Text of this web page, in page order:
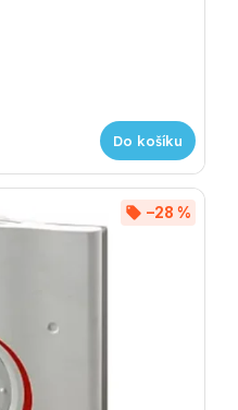
Do košíku
–28 %